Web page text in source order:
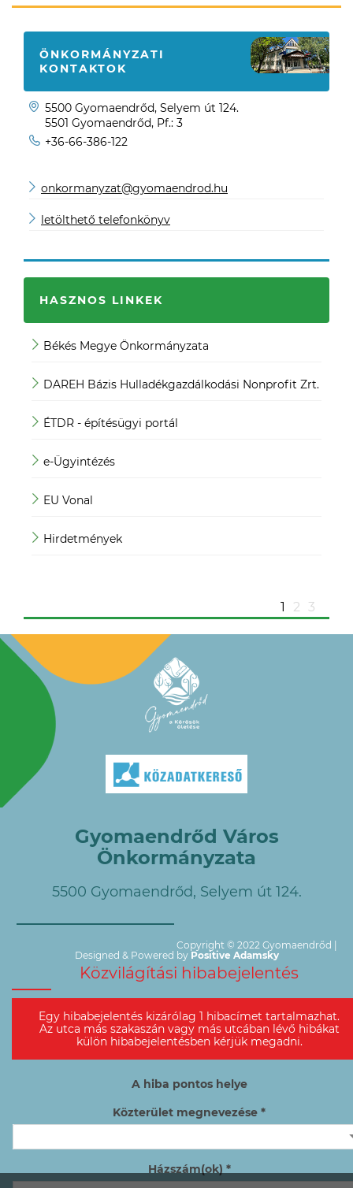
ÖNKORMÁNYZATI
KONTAKTOK
5500 Gyomaendrőd, Selyem út 124.
5501 Gyomaendrőd, Pf.: 3
+36-66-386-122
onkormanyzat@gyomaendrod.hu
letölthető telefonkönyv
HASZNOS LINKEK
Békés Megye Önkormányzata
DAREH Bázis Hulladékgazdálkodási Nonprofit Zrt.
ÉTDR - építésügyi portál
e-Ügyintézés
EU Vonal
Hirdetmények
1 2 3
Gyomaendrőd Város
Önkormányzata
5500 Gyomaendrőd, Selyem út 124.
Copyright © 2022 Gyomaendrőd |
Designed & Powered by Positive Adamsky
Közvilágítási hibabejelentés
Egy hibabejelentés kizárólag 1 hibacímet tartalmazhat.
Az utca más szakaszán vagy más utcában lévő hibákat
külön hibabejelentésben kérjük megadni.
A hiba pontos helye
Közterület megnevezése *
Házszám(ok) *